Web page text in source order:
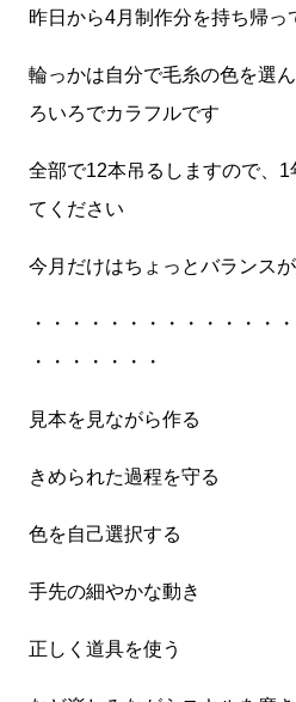
昨日から4月制作分を持ち帰っ
輪っかは自分で毛糸の色を選
ろいろでカラフルです
全部で12本吊るしますので、
てください
今月だけはちょっとバランス
・・・・・・・・・・・・・
・・・・・・・
見本を見ながら作る
きめられた過程を守る
色を自己選択する
手先の細やかな動き
正しく道具を使う